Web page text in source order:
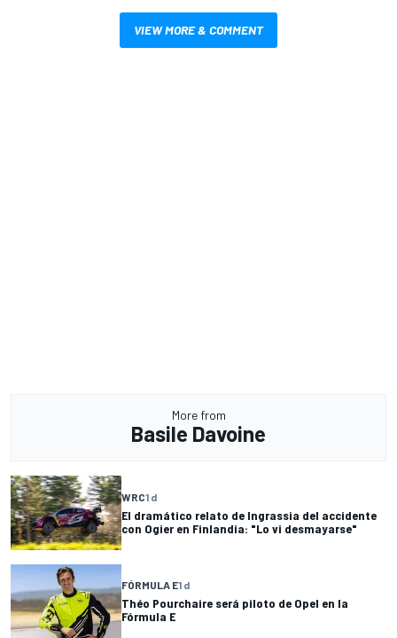
VIEW MORE & COMMENT
More from
Basile Davoine
WRC1 d
El dramático relato de Ingrassia del accidente
con Ogier en Finlandia: "Lo vi desmayarse"
FÓRMULA E1 d
Théo Pourchaire será piloto de Opel en la
Fórmula E